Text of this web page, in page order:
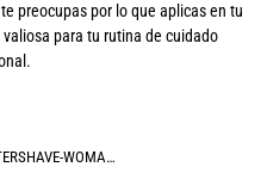
preocupas por lo que aplicas en tu
para tu rutina de cuidado
▶BÁLSAMO DE BENJUÍ AFTERSHAVE-WOMAN 60 ML.